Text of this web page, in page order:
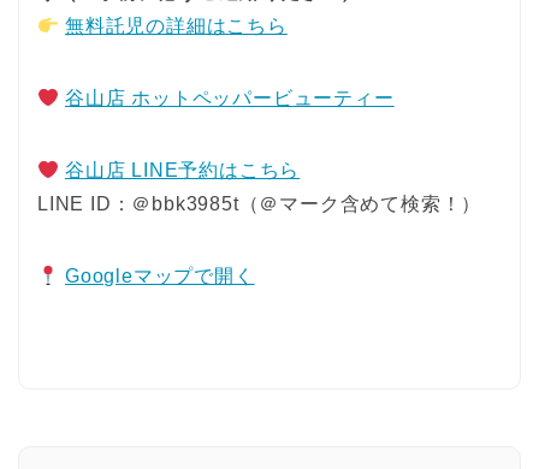
無料託児の詳細はこちら
谷山店 ホットペッパービューティー
谷山店 LINE予約はこちら
LINE ID：＠bbk3985t（＠マーク含めて検索！）
Googleマップで開く